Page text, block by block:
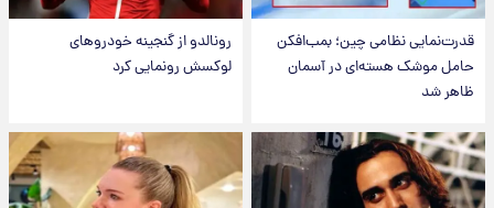
قدرت‌نمایی نظامی چین؛ بمب‌افکن
حامل موشک هسته‌ای در آسمان
ظاهر شد
رونالدو از گنجینه خودروهای
لوکسش رونمایی کرد